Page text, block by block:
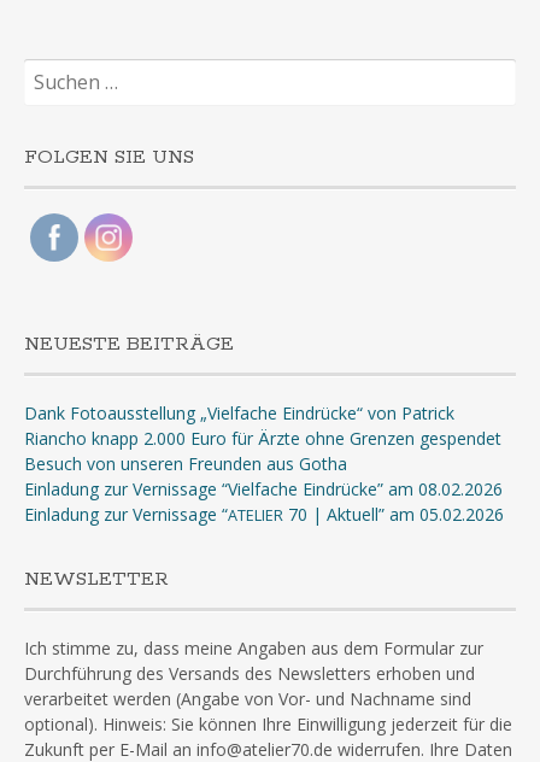
Suchen
nach:
FOLGEN SIE UNS
NEUESTE BEITRÄGE
Dank Fotoausstellung „Vielfache Eindrücke“ von Patrick
Riancho knapp 2.000 Euro für Ärzte ohne Grenzen gespendet
Besuch von unseren Freunden aus Gotha
Einladung zur Vernissage “Vielfache Eindrücke” am 08.02.2026
Einladung zur Vernissage “ATELIER 70 | Aktuell” am 05.02.2026
NEWSLETTER
Ich stimme zu, dass meine Angaben aus dem Formular zur
Durchführung des Versands des Newsletters erhoben und
verarbeitet werden (Angabe von Vor- und Nachname sind
optional). Hinweis: Sie können Ihre Einwilligung jederzeit für die
Zukunft per E-Mail an info@atelier70.de widerrufen. Ihre Daten